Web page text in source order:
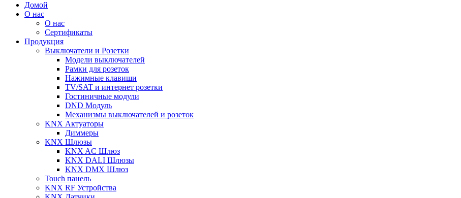
Домой
О нас
О нас
Сертификаты
Продукция
Выключатели и Розетки
Модели выключателей
Рамки для розеток
Нажимные клавиши
TV/SAT и интернет розетки
Гостиничные модули
DND Модуль
Механизмы выключателей и розеток
KNX Актуаторы
Диммеры
KNX Шлюзы
KNX AC Шлюз
KNX DALI Шлюзы
KNX DMX Шлюз
Touch панель
KNX RF Устройства